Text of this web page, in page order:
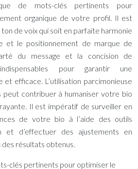
de mots-clés pertinents pour
organique de votre profil. Il est
de voix qui soit en parfaite harmonie
et le positionnement de marque de
du message et la concision de
pour garantir une
et efficace. L’utilisation parcimonieuse
peut contribuer à humaniser votre bio
Il est impératif de surveiller en
de votre bio à l’aide des outils
et d’effectuer des ajustements en
résultats obtenus.
clés pertinents pour optimiser le